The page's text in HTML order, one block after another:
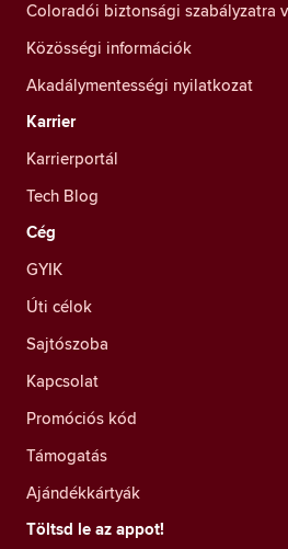
Coloradói biztonsági szabályzatra
Közösségi információk
Akadálymentességi nyilatkozat
Karrier
Karrierportál
Tech Blog
Cég
GYIK
Úti célok
Sajtószoba
Kapcsolat
Promóciós kód
Támogatás
Ajándékkártyák
Töltsd le az appot!